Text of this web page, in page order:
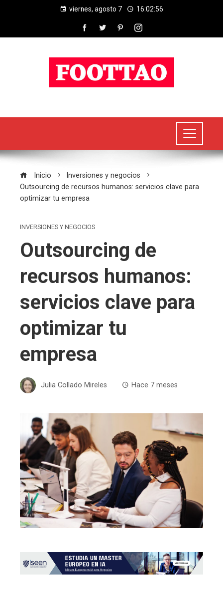
viernes, agosto 7 16:02:56
Inicio
Inversiones y negocios
Outsourcing de recursos humanos: servicios clave para
optimizar tu empresa
INVERSIONES Y NEGOCIOS
Outsourcing de
recursos humanos:
servicios clave para
optimizar tu
empresa
Julia Collado Mireles Hace 7 meses